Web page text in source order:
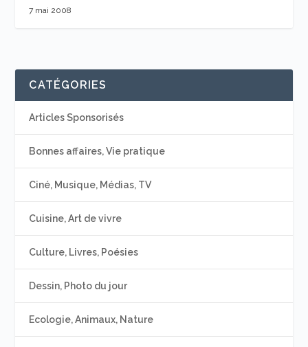
7 mai 2008
CATÉGORIES
Articles Sponsorisés
Bonnes affaires, Vie pratique
Ciné, Musique, Médias, TV
Cuisine, Art de vivre
Culture, Livres, Poésies
Dessin, Photo du jour
Ecologie, Animaux, Nature